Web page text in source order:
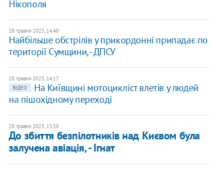
Нікополя
28 травня 2023, 14:40
Найбільше обстрілів у прикордонні припадає по
території Сумщини, - ДПСУ
28 травня 2023, 14:17
ВІДЕО
На Київщині мотоцикліст влетів у людей
на пішохідному переході
28 травня 2023, 13:58
До збиття безпілотників над Києвом була
залучена авіація, - Ігнат